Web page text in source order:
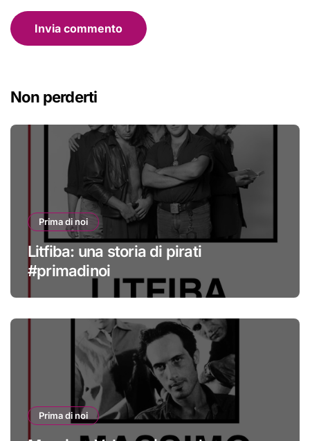
Non perderti
Prima di noi
Litfiba: una storia di pirati
#primadinoi
Prima di noi